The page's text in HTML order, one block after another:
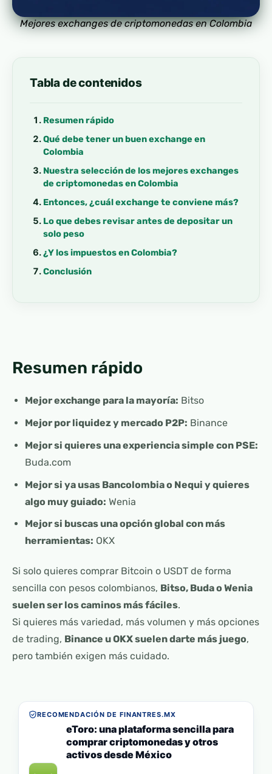
Mejores exchanges de criptomonedas en Colombia
Tabla de contenidos
Resumen rápido
Qué debe tener un buen exchange en
Colombia
Nuestra selección de los mejores exchanges
de criptomonedas en Colombia
Entonces, ¿cuál exchange te conviene más?
Lo que debes revisar antes de depositar un
solo peso
¿Y los impuestos en Colombia?
Conclusión
Resumen rápido
Mejor exchange para la mayoría: Bitso
Mejor por liquidez y mercado P2P: Binance
Mejor si quieres una experiencia simple con PSE:
Buda.com
Mejor si ya usas Bancolombia o Nequi y quieres
algo muy guiado: Wenia
Mejor si buscas una opción global con más
herramientas: OKX
Si solo quieres comprar Bitcoin o USDT de forma
sencilla con pesos colombianos, Bitso, Buda o Wenia
suelen ser los caminos más fáciles.
Si quieres más variedad, más volumen y más opciones
de trading, Binance u OKX suelen darte más juego,
pero también exigen más cuidado.
RECOMENDACIÓN DE FINANTRES.MX
eToro: una plataforma sencilla para
comprar criptomonedas y otros
activos desde México